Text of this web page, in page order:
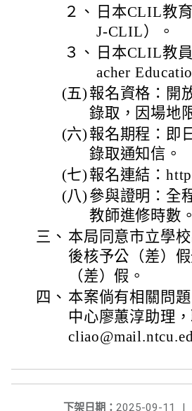
２、
日本CLIL教
J-CLIL）。
３、
日本CLIL教
acher
(五) 報名資格：開
錄取，因場地
(六) 報名期程：即
錄取通知信。
(七) 報名連結：
(八) 參與證明：全
教師進修時數。
三、 本局同意市立學
後核予公（差）
（差）假。
四、 本案倘有相關問
中心廖蕙淳助理
下架日期： 2025-09-11 |